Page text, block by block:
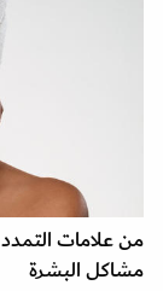
من علامات
مشاكل البشرة